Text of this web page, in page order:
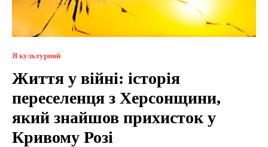
Я культурний
Життя у війні: історія
переселенця з Херсонщини,
який знайшов прихисток у
Кривому Розі